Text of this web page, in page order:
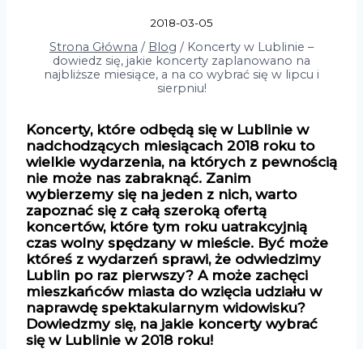
2018-03-05
Strona Główna / Blog / Koncerty w Lublinie –
dowiedz się, jakie koncerty zaplanowano na
najbliższe miesiące, a na co wybrać się w lipcu i
sierpniu!
Koncerty, które odbędą się w Lublinie w
nadchodzących miesiącach 2018 roku to
wielkie wydarzenia, na których z pewnością
nie może nas zabraknąć. Zanim
wybierzemy się na jeden z nich, warto
zapoznać się z całą szeroką ofertą
koncertów, które tym roku uatrakcyjnią
czas wolny spędzany w mieście. Być może
któreś z wydarzeń sprawi, że odwiedzimy
Lublin po raz pierwszy? A może zachęci
mieszkańców miasta do wzięcia udziału w
naprawdę spektakularnym widowisku?
Dowiedzmy się, na jakie koncerty wybrać
się w Lublinie w 2018 roku!